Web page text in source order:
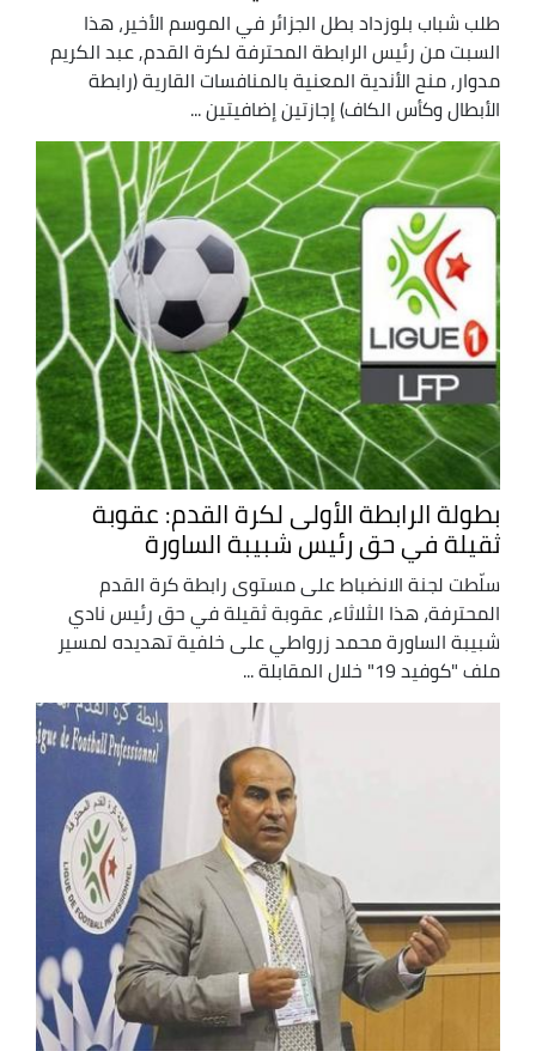
طلب شباب بلوزداد بطل الجزائر في الموسم الأخير، هذا
السبت من رئيس الرابطة المحترفة لكرة القدم, عبد الكريم
مدوار, منح الأندية المعنية بالمنافسات القارية (رابطة
الأبطال وكأس الكاف) إجازتين إضافيتين ...
بطولة الرابطة الأولى لكرة القدم: عقوبة
ثقيلة في حق رئيس شبيبة الساورة
سلّطت لجنة الانضباط على مستوى رابطة كرة القدم
المحترفة، هذا الثلاثاء، عقوبة ثقيلة في حق رئيس نادي
شبيبة الساورة محمد زرواطي على خلفية تهديده لمسير
ملف "كوفيد 19" خلال المقابلة ...